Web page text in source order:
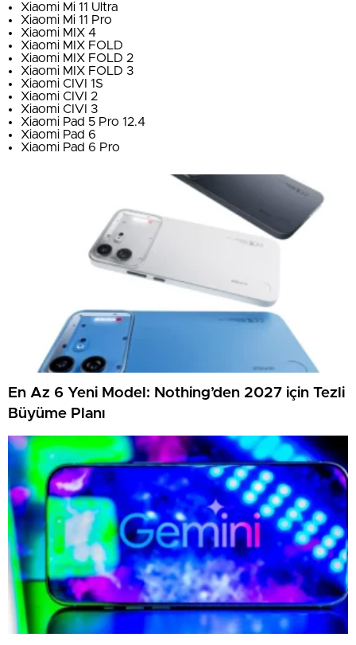
Xiaomi Mi 11 Ultra
Xiaomi Mi 11 Pro
Xiaomi MIX 4
Xiaomi MIX FOLD
Xiaomi MIX FOLD 2
Xiaomi MIX FOLD 3
Xiaomi CIVI 1S
Xiaomi CIVI 2
Xiaomi CIVI 3
Xiaomi Pad 5 Pro 12.4
Xiaomi Pad 6
Xiaomi Pad 6 Pro
En Az 6 Yeni Model: Nothing’den 2027 için Tezli
Büyüme Planı